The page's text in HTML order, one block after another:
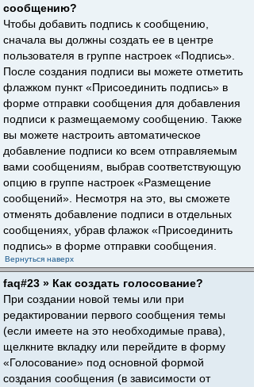
сообщению?
Чтобы добавить подпись к сообщению,
сначала вы должны создать ее в центре
пользователя в группе настроек «Подпись».
После создания подписи вы можете отметить
флажком пункт «Присоединить подпись» в
форме отправки сообщения для добавления
подписи к размещаемому сообщению. Также
вы можете настроить автоматическое
добавление подписи ко всем отправляемым
вами сообщениям, выбрав соответствующую
опцию в группе настроек «Размещение
сообщений». Несмотря на это, вы сможете
отменять добавление подписи в отдельных
сообщениях, убрав флажок «Присоединить
подпись» в форме отправки сообщения.
Вернуться наверх
faq#23 » Как создать голосование?
При создании новой темы или при
редактировании первого сообщения темы
(если имеете на это необходимые права),
щелкните вкладку или перейдите в форму
«Голосование» под основной формой
создания сообщения (в зависимости от